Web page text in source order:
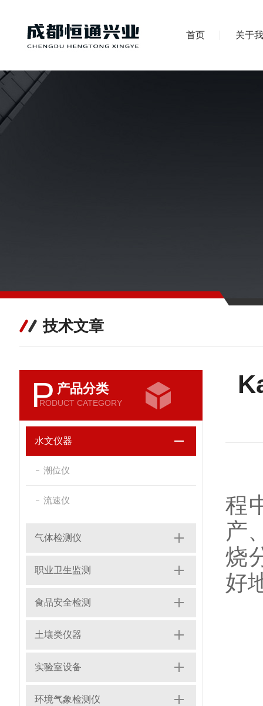
首页 关于
技术文章
P 产品分类
RODUCT CATEGORY
水文仪器
潮位仪
流速仪
气体检测仪
职业卫生监测
食品安全检测
土壤类仪器
实验室设备
环境气象检测仪
程
产
烧
好